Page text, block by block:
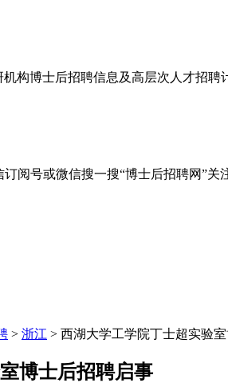
构博士后招聘信息及高层次人才招聘
阅号或微信搜一搜“博士后招聘网”关
> 浙江 > 西湖大学工学院丁士超实验
博士后招聘启事